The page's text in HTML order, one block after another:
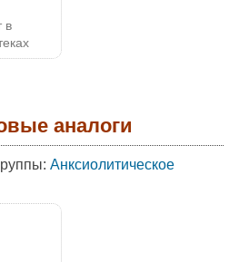
в
аналоги
Анксиолитическое